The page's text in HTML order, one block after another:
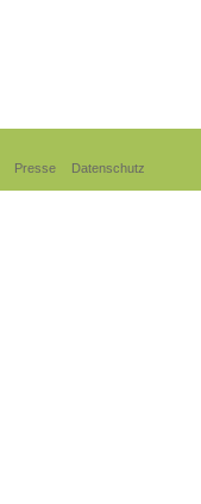
Presse Datenschutz